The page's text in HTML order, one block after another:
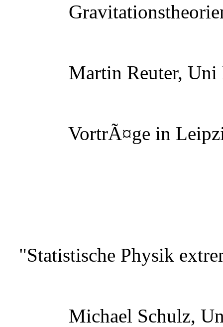
Martin Reuter, Uni
VortrÃ¤ge in
"Statistische Physik
Michael Schulz,